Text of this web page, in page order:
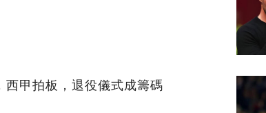
甲拍板，退役儀式成籌碼